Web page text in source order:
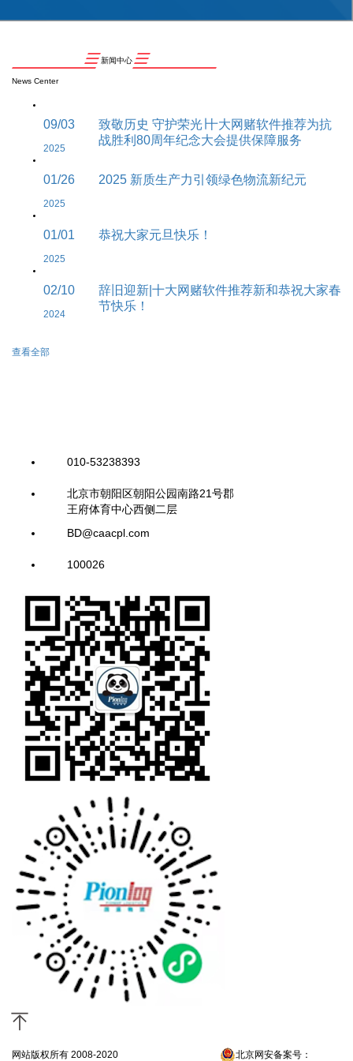
新闻中心
News Center
09/03
2025
致敬历史 守护荣光∣十大网赌软件推荐为抗
战胜利80周年纪念大会提供保障服务
01/26
2025
2025 新质生产力引领绿色物流新纪元
01/01
2025
恭祝大家元旦快乐！
02/10
2024
辞旧迎新|十大网赌软件推荐新和恭祝大家春
节快乐！
查看全部
010-53238393
北京市朝阳区朝阳公园南路21号郡
王府体育中心西侧二层
BD@caacpl.com
100026
网站版权所有 2008-2020 北京网安备案号：